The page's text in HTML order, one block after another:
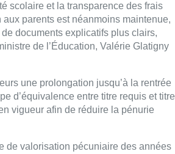
scolaire et la transparence des frais
aux parents est néanmoins maintenue,
documents explicatifs plus clairs,
de l’Éducation, Valérie Glatigny
une prolongation jusqu’à la rentrée
d’équivalence entre titre requis et titre
vigueur afin de réduire la pénurie
de valorisation pécuniaire des années